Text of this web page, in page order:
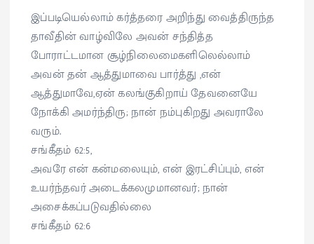
இப்படியெல்லாம் கர்த்தரை அறிந்து வைத்திருந்த
தாவீதின் வாழ்விலே அவன் சந்தித்த
போராட்டமான சூழ்நிலைமைகளிலெல்லாம்
அவன் தன் ஆத்துமாவை பார்த்து ,என்
ஆத்துமாவே,ஏன் கலங்குகிறாய் தேவனையே
நோக்கி அமர்ந்திரு; நான் நம்புகிறது அவராலே
வரும்.
சங்கீதம் 62:5,
அவரே என் கன்மலையும், என் இரட்சிப்பும், என்
உயர்ந்தவர் அடைக்கலமுமானவர்; நான்
அசைக்கப்படுவதில்லை
சங்கீதம் 62:6